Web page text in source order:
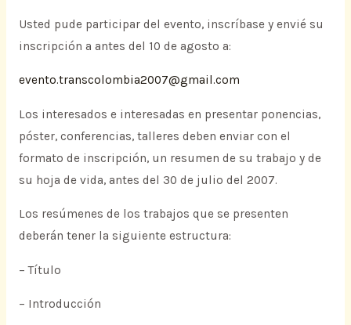
Usted pude participar del evento, inscríbase y envié su
inscripción a antes del 10 de agosto a:
evento.transcolombia2007@gmail.com
Los interesados e interesadas en presentar ponencias,
póster, conferencias, talleres deben enviar con el
formato de inscripción, un resumen de su trabajo y de
su hoja de vida, antes del 30 de julio del 2007.
Los resúmenes de los trabajos que se presenten
deberán tener la siguiente estructura:
– Título
– Introducción